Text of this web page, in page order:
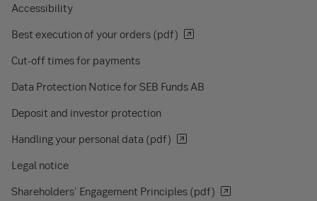
Accessibility
Best execution of your orders (pdf)
Cut-off times for payments
Data Protection Notice for SEB Funds AB
Deposit and investor protection
Handling your personal data (pdf)
Legal notice
Shareholders' Engagement Principles (pdf)